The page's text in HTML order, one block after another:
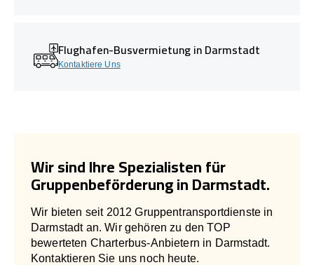
Flughafen-Busvermietung in Darmstadt
Kontaktiere Uns
Wir sind Ihre Spezialisten für
Gruppenbeförderung in Darmstadt.
Wir bieten seit 2012 Gruppentransportdienste in
Darmstadt an. Wir gehören zu den TOP
bewerteten Charterbus-Anbietern in Darmstadt.
Kontaktieren Sie uns noch heute.